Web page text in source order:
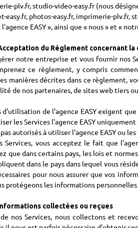
plv.fr, studio-video-easy.fr (nous
easy.fr, photos-easy.fr, imprimerie-plv.fr,
EASY », ainsi que « nous » et «
Acceptation du Règlement concernant
notre entreprise et vous fournir nos
ce règlement, y compris
manières décrites dans ce règlement,
de nos partenaires, de sites web tiers
d’utilisation de l'agence EASY exigent
les Services l'agence EASY
autorisés à utiliser l'agence EASY ou
Services, vous acceptez le fait que
que dans certains pays, les lois et
dans le pays dans lequel vous
pour nous assurer que vos
protégeons les informations
collectées ou reçues
nos Services, nous collectons et